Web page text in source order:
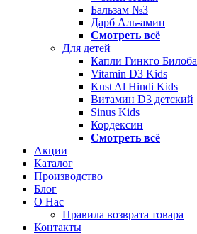
Бальзам №3
Дарб Аль-амин
Смотреть всё
Для детей
Капли Гинкго Билоба
Vitamin D3 Kids
Kust Al Hindi Kids
Витамин D3 детский
Sinus Kids
Кордексин
Смотреть всё
Акции
Каталог
Производство
Блог
О Нас
Правила возврата товара
Контакты